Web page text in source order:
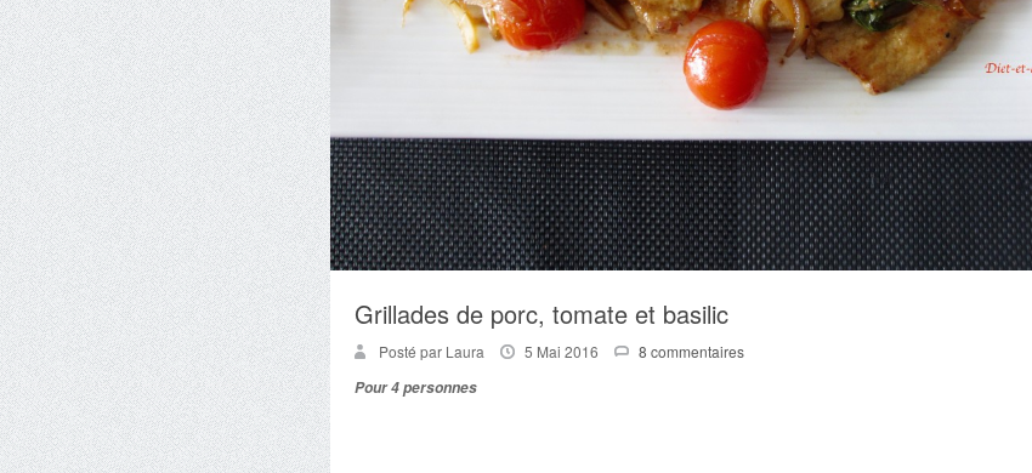
Grillades de porc, tomate et basilic
Posté par Laura 5 Mai 2016
8 commentaires
Pour 4 personnes